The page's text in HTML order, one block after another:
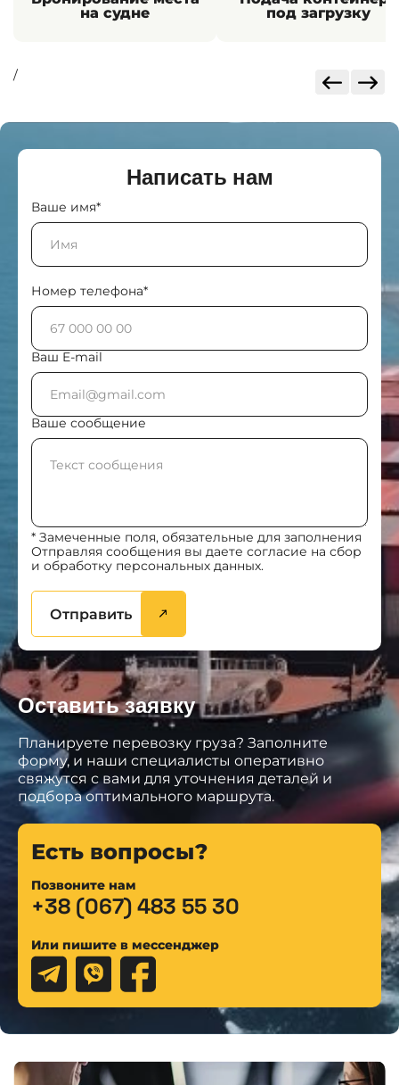
на судне
под загрузку
/
Написать нам
Ваше имя*
Номер телефона*
Ваш E-mail
Ваше сообщение
* Замеченные поля, обязательные для заполнения
Отправляя сообщения вы даете согласие на сбор
и обработку персональных данных.
Отправить
Оставить заявку
Планируете перевозку груза? Заполните
форму, и наши специалисты оперативно
свяжутся с вами для уточнения деталей и
подбора оптимального маршрута.
Есть вопросы?
Позвоните нам
+38 (067) 483 55 30
Или пишите в мессенджер